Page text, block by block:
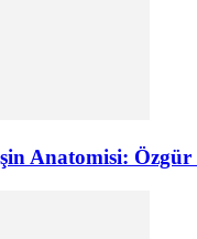
Anatomisi: